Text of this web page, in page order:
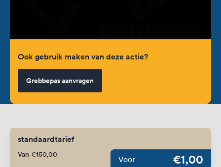
Ook gebruik maken van deze actie?
Grebbepas aanvragen
standaardtarief
Van €150,00 Voor €1,00